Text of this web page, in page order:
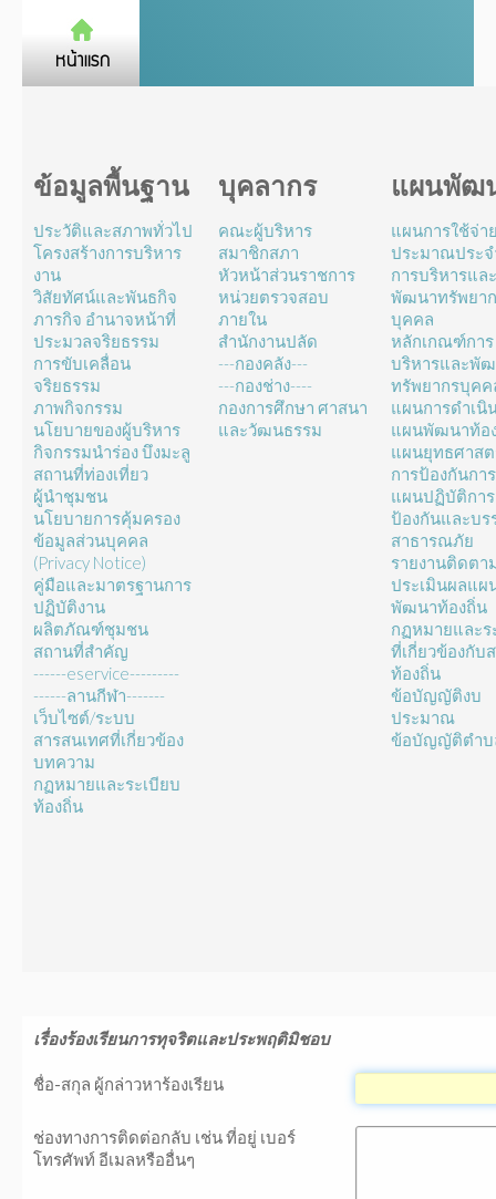
ข้อมูลพื้นฐาน
ประวัติและสภาพทั่วไป
โครงสร้างการบริหาร
งาน
วิสัยทัศน์และพันธกิจ
ภารกิจ อำนาจหน้าที่
ประมวลจริยธรรม
การขับเคลื่อน
จริยธรรม
ภาพกิจกรรม
นโยบายของผู้บริหาร
กิจกรรมนำร่อง บึงมะลู
สถานที่ท่องเที่ยว
ผู้นำชุมชน
นโยบายการคุ้มครอง
ข้อมูลส่วนบุคคล
(Privacy Notice)
คู่มือและมาตรฐานการ
ปฏิบัติงาน
ผลิตภัณฑ์ชุมชน
สถานที่สำคัญ
------eservice---------
------ลานกีฬา-------
เว็บไซต์/ระบบ
สารสนเทศที่เกี่ยวข้อง
บทความ
กฏหมายและระเบียบ
ท้องถิ่น
บุคลากร
คณะผู้บริหาร
สมาชิกสภา
หัวหน้าส่วนราชการ
หน่วยตรวจสอบ
ภายใน
สำนักงานปลัด
---กองคลัง---
---กองช่าง----
กองการศึกษา ศาสนา
และวัฒนธรรม
แผนพัฒ
แผนการใช้จ่า
ประมาณประ
การบริหารแล
พัฒนาทรัพยา
บุคคล
หลักเกณฑ์การ
บริหารและพั
ทรัพยากรบุคค
แผนการดำเนิ
แผนพัฒนาท้อ
แผนยุทธศาส
การป้องกันกา
แผนปฏิบัติการ
ป้องกันและบร
สาธารณภัย
รายงานติดตา
ประเมินผลแผ
พัฒนาท้องถิ่น
กฏหมายและร
ที่เกี่ยวข้องกับ
ท้องถิ่น
ข้อบัญญัติงบ
ประมาณ
ข้อบัญญัติตำบ
เรื่องร้องเรียนการทุจริตและประพฤติมิชอบ
ชื่อ-สกุล ผู้กล่าวหาร้องเรียน
ช่องทางการติดต่อกลับ เช่น ที่อยู่ เบอร์
โทรศัพท์ อีเมลหรืออื่นๆ